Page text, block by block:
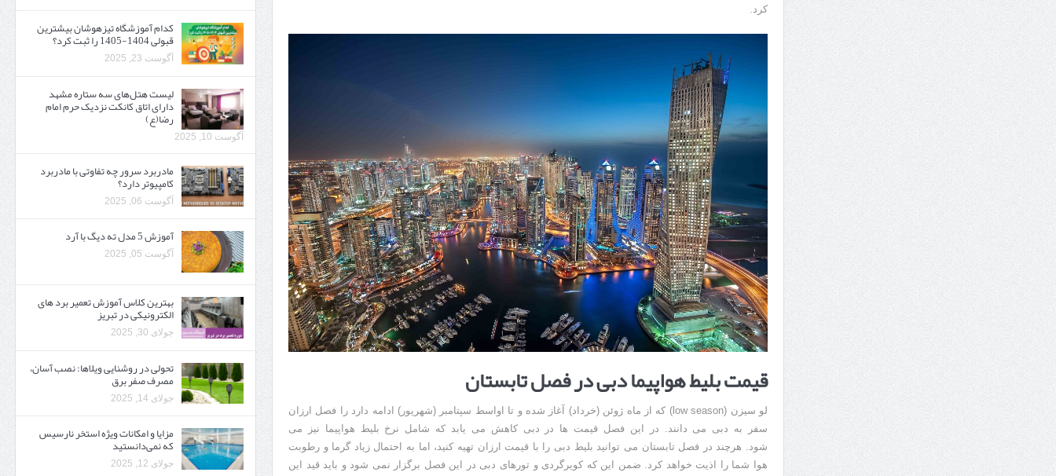
کرد.
قیمت بلیط هواپیما دبی در فصل تابستان
لو سیزن (low season) که از ماه ژوئن (خرداد) آغاز شده و تا اواسط سپتامبر (شهریور) ادامه دارد را فصل ارزان
سفر به دبی می دانند. در این فصل قیمت ها در دبی کاهش می یابد که شامل نرخ بلیط هواپیما نیز می
شود. هرچند در فصل تابستان می توانید بلیط دبی را با قیمت ارزان تهیه کنید، اما به احتمال زیاد گرما و رطوبت
هوا شما را اذیت خواهد کرد. ضمن این که کویرگردی و تورهای دبی در این فصل برگزار نمی شود و باید قید این
کدام آموزشگاه تیزهوشان بیشترین
قبولی 1404-1405 را ثبت کرد؟
آگوست 23, 2025
لیست هتل‌های سه ستاره مشهد
دارای اتاق کانکت نزدیک حرم امام
رضا(ع)
آگوست 10, 2025
مادربرد سرور چه تفاوتی با مادربرد
کامپیوتر دارد؟
آگوست 06, 2025
آموزش 5 مدل ته دیگ با آرد
آگوست 05, 2025
بهترین کلاس آموزش تعمیر برد های
الکترونیکی در تبریز
جولای 30, 2025
تحولی در روشنایی ویلاها: نصب آسان،
مصرف صفر برق
جولای 14, 2025
مزایا و امکانات ویژه استخر نارسیس
که نمی‌دانستید
جولای 12, 2025